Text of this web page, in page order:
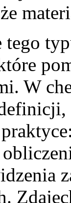
tego
W